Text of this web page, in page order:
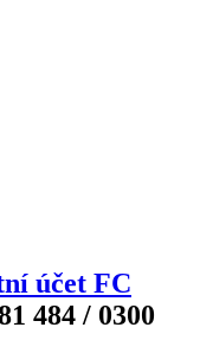
účet FC
484 / 0300